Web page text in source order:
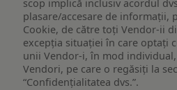
scop implică inclusiv acordul
plasare/accesare de informații,
Cookie, de către toți Vendor-ii
excepția situației în care optați
unii Vendor-i, în mod
Vendori, pe care o regăsiți la
“Confidențialitatea dvs.”.